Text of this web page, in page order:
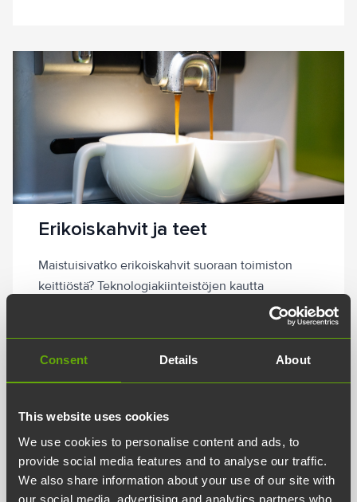
Consent Details About
This website uses cookies
We use cookies to personalise content and ads, to
provide social media features and to analyse our traffic.
We also share information about your use of our site with
our social media, advertising and analytics partners who
Erikoiskahvit ja teet
Maistuisivatko erikoiskahvit suoraan toimiston
keittiöstä? Teknologiakiinteistöjen kautta
toimistolle saa laadukkaan papukahviautomaatin
Automaatin huolto ja tarvittavien raaka-aineiden
Kysy lisää palvelut@teknologiakiinteistot.fi.